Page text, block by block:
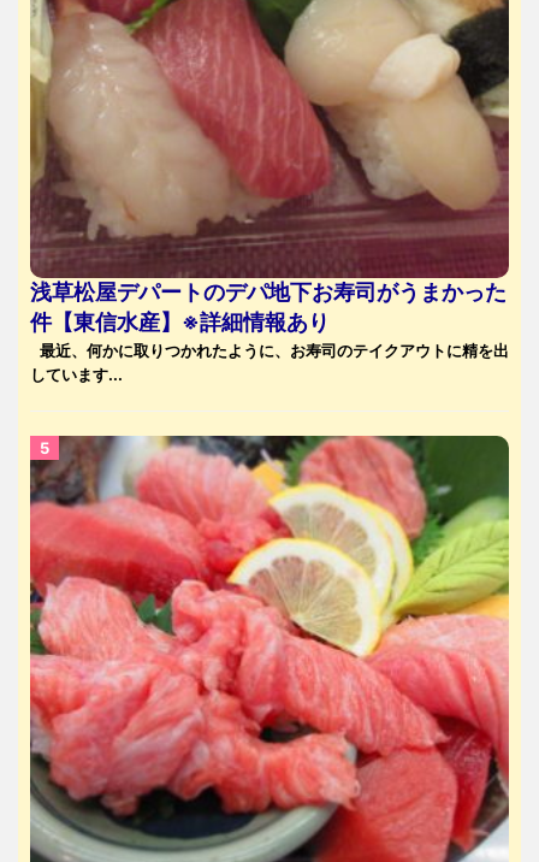
浅草松屋デパートのデパ地下お寿司がうまかった
件【東信水産】※詳細情報あり
最近、何かに取りつかれたように、お寿司のテイクアウトに精を出
しています...